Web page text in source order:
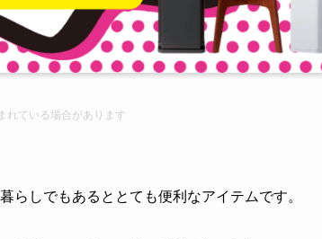
れている場合があります
らしでもあるととても便利なアイテムです。